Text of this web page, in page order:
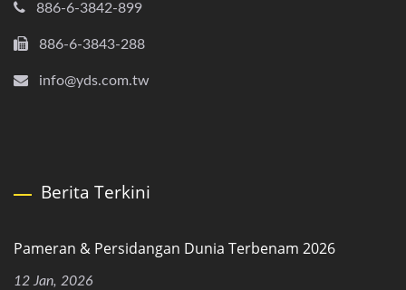
886-6-3842-899
886-6-3843-288
info@yds.com.tw
Berita Terkini
Pameran & Persidangan Dunia Terbenam 2026
12 Jan, 2026